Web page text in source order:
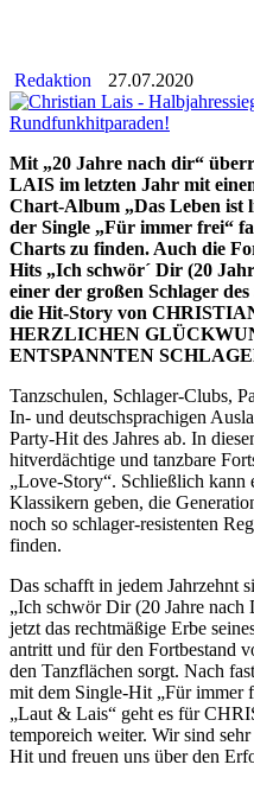
Redaktion 27.07.2020
Mit „20 Jahre nach dir“
LAIS im letzten Jahr mit
Chart-Album „Das Leben ist
der Single „Für immer frei“
Charts zu finden. Auch die
Hits „Ich schwör´ Dir (20
einer der großen Schlager
die Hit-Story von
HERZLICHEN
ENTSPANNTEN
Tanzschulen, Schlager-Clubs,
In- und deutschsprachigen
Party-Hit des Jahres ab. In
hitverdächtige und tanzbare
„Love-Story“. Schließlich kann
Klassikern geben, die
noch so schlager-resistenten
finden.
Das schafft in jedem Jahrzehnt
„Ich schwör Dir (20 Jahre
jetzt das rechtmäßige Erbe
antritt und für den Fortbestand
den Tanzflächen sorgt. Nach
mit dem Single-Hit „Für immer
„Laut & Lais“ geht es für
temporeich weiter. Wir sind
Hit und freuen uns über den